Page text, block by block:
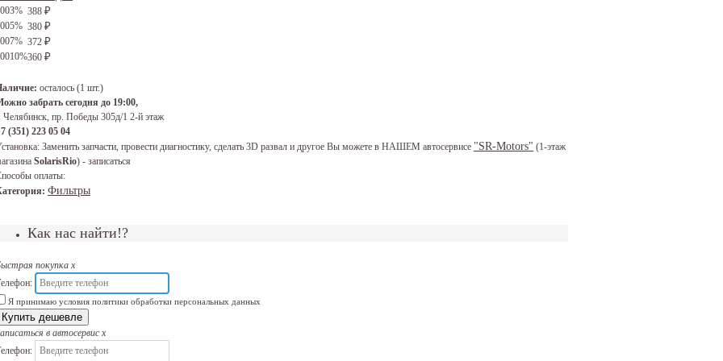
3% 388 ₽
5% 380 ₽
7% 372 ₽
10%360 ₽
осталось (1 шт.)
забрать сегодня до 19:00,
Челябинск, пр. Победы 305д/1 2-й этаж
(351) 223 05 04
Заменить запчасти, провести диагностику, сделать 3D развал и другое Вы можете в НАШЕМ автосервисе "SR-Motors" (1-этаж
SolarisRio) - записаться
оплаты:
Фильтры
Как нас найти!?
покупка x
Я принимаю условия политики обработки персональных данных
Купить дешевле
в автосервис x